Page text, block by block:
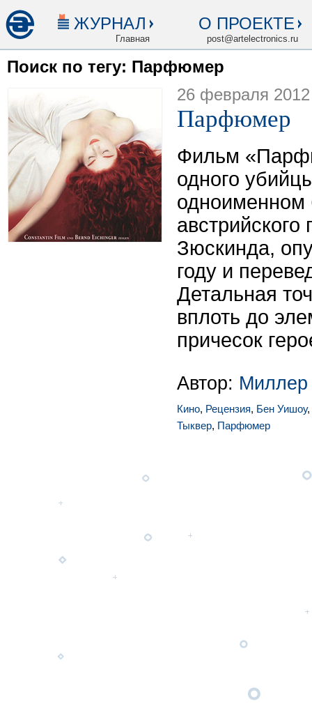
ЖУРНАЛ
Главная
О ПРОЕКТЕ
post@artelectronics.ru
Поиск по тегу: Парфюмер
26 февраля 2012
Парфюмер
Фильм
одного
одноименном
австрийского
Зюскинда,
году и
Детальная
вплоть до
причесок
Автор: Миллер
Кино, Рецензия, Бен Уишоу,
Тыквер, Парфюмер